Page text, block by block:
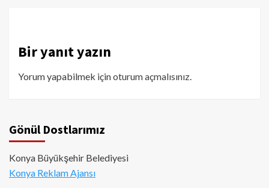
Bir yanıt yazın
Yorum yapabilmek içinoturum açmalısınız.
Gönül Dostlarımız
Konya Büyükşehir Belediyesi
Konya Reklam Ajansı